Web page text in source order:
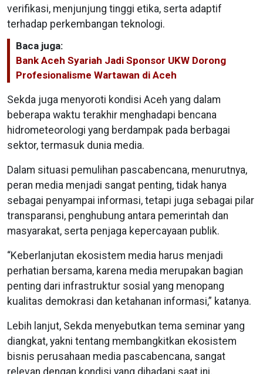
verifikasi, menjunjung tinggi etika, serta adaptif
terhadap perkembangan teknologi.
Baca juga:
Bank Aceh Syariah Jadi Sponsor UKW Dorong
Profesionalisme Wartawan di Aceh
Sekda juga menyoroti kondisi Aceh yang dalam
beberapa waktu terakhir menghadapi bencana
hidrometeorologi yang berdampak pada berbagai
sektor, termasuk dunia media.
Dalam situasi pemulihan pascabencana, menurutnya,
peran media menjadi sangat penting, tidak hanya
sebagai penyampai informasi, tetapi juga sebagai pilar
transparansi, penghubung antara pemerintah dan
masyarakat, serta penjaga kepercayaan publik.
“Keberlanjutan ekosistem media harus menjadi
perhatian bersama, karena media merupakan bagian
penting dari infrastruktur sosial yang menopang
kualitas demokrasi dan ketahanan informasi,” katanya.
Lebih lanjut, Sekda menyebutkan tema seminar yang
diangkat, yakni tentang membangkitkan ekosistem
bisnis perusahaan media pascabencana, sangat
relevan dengan kondisi yang dihadapi saat ini.